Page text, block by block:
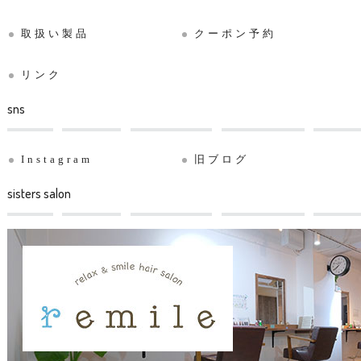
取扱い製品 クーポン予約
リンク
sns
Instagram 旧ブログ
sisters salon